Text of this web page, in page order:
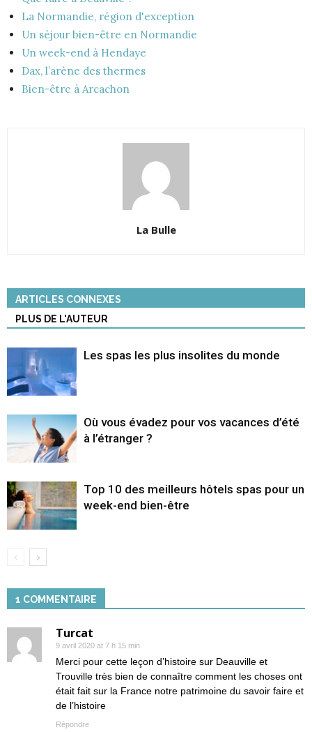
La Normandie, région d'exception
Un séjour bien-être en Normandie
Un week-end à Hendaye
Dax, l’arène des thermes
Bien-être à Arcachon
La Bulle
ARTICLES CONNEXES
PLUS DE L'AUTEUR
Les spas les plus insolites du monde
Où vous évadez pour vos vacances d’été
à l’étranger ?
Top 10 des meilleurs hôtels spas pour un
week-end bien-être
1 COMMENTAIRE
Turcat
9 avril 2020 at 7 h 15 min
Merci pour cette leçon d’histoire sur Deauville et
Trouville très bien de connaître comment les choses ont
était fait sur la France notre patrimoine du savoir faire et
de l’histoire
Répondre